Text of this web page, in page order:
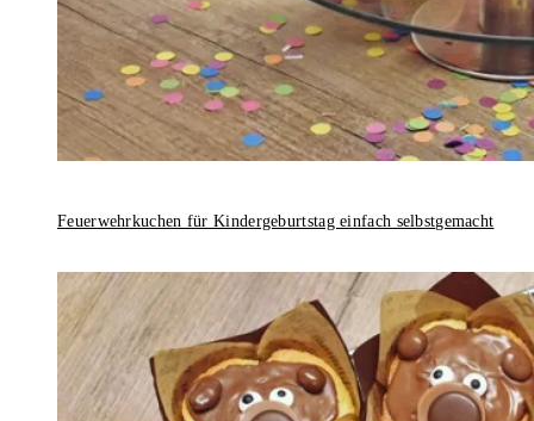
Feuerwehrkuchen für Kindergeburtstag einfach selbstgemacht